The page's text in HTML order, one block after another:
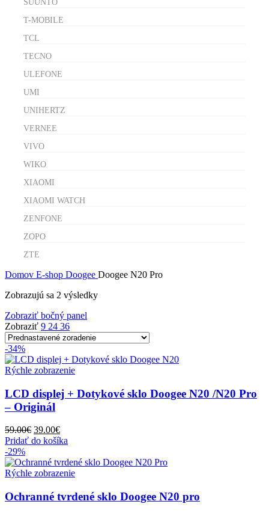
SUUNTO
T-MOBILE
TCL
TECNO
ULEFONE
UMI
UNIHERTZ
VERNEE
VIVO
WIKO
XIAOMI
XIAOMI WATCH
ZENFONE
ZOPO
ZTE
Domov E-shop Doogee Doogee N20 Pro
Zobrazujú sa 2 výsledky
Zobraziť bočný panel
Zobraziť 9 24 36
-34%
Rýchle zobrazenie
LCD displej + Dotykové sklo Doogee N20 /N20 Pro
– Originál
59.00€ Pôvodná
cena
59.00€.
39.00€Aktuálna
cena
39.00€.
Pridať do košíka
-29%
Rýchle zobrazenie
Ochranné tvrdené sklo Doogee N20 pro